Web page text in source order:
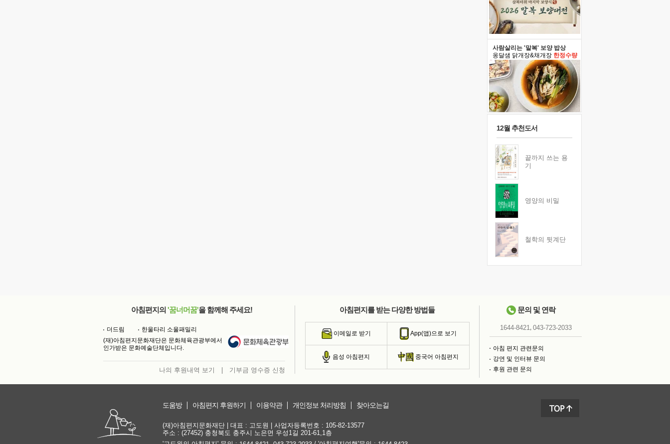
사람살리는 '말복' 보양 밥상
옹달샘 닭개장&채개장 한정수량
12월 추천도서
끝까지 쓰는 용
기
영양의 비밀
철학의 뒷계단
아침편지의 '꿈너머꿈'을 함께해 주세요!
더드림
한울타리 소울패밀리
(재)아침편지문화재단은 문화체육관광부에서
인가받은 문화예술단체입니다.
나의 후원내역 보기 기부금 영수증 신청
아침편지를 받는 다양한 방법들
이메일로 받기 App(앱)으로 보기
음성 아침편지 중국어 아침편지
문의 및 연락
1644-8421, 043-723-2033
아침 편지 관련문의
강연 및 인터뷰 문의
후원 관련 문의
도움방 아침편지 후원하기 이용약관 개인정보 처리방침 찾아오는길
(재)아침편지문화재단 | 대표 : 고도원 | 사업자등록번호 : 105-82-13577
주소 : (27452) 충청북도 충주시 노은면 우성1길 201-61,1층